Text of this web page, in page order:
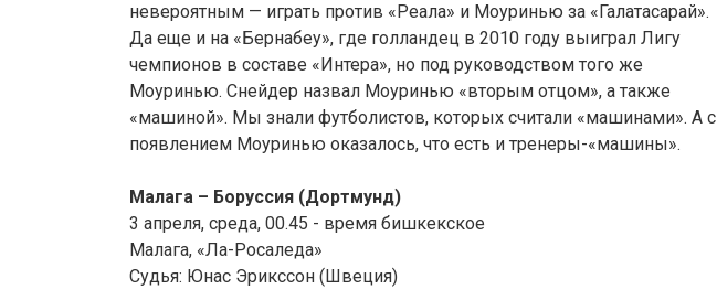
невероятным — играть против «Реала» и Моуринью за «Галатасарай».
Да еще и на «Бернабеу», где голландец в 2010 году выиграл Лигу
чемпионов в составе «Интера», но под руководством того же
Моуринью. Снейдер назвал Моуринью «вторым отцом», а также
«машиной». Мы знали футболистов, которых считали «машинами». А с
появлением Моуринью оказалось, что есть и тренеры-«машины».
Малага – Боруссия (Дортмунд)
3 апреля, среда, 00.45 - время бишкекское
Малага, «Ла-Росаледа»
Судья: Юнас Эрикссон (Швеция)